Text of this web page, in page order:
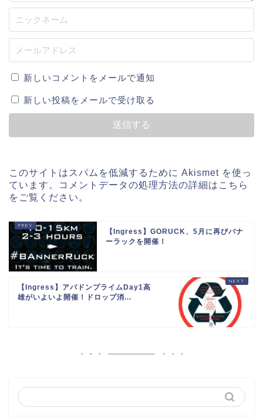
新しいコメントをメールで通知
新しい投稿をメールで受け取る
このサイトはスパムを低減するために Akismet を使っ
ています。
コメントデータの処理方法の詳細はこちら
をご覧ください 。
【Ingress】GORUCK、5月に再びバナ
ーラックを開催！
【Ingress】アバドンプライムDay1高
雄がいよいよ開催！ドロップ消...